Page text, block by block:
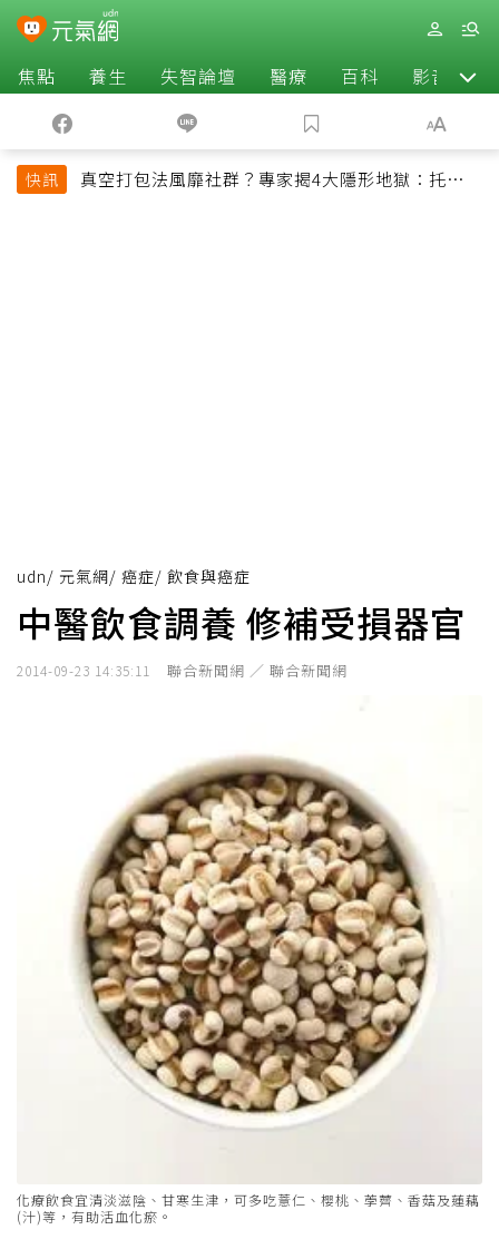
焦點 養生 失智論壇 醫療 百科 影音
快訊
真空打包法風靡社群？專家揭4大隱形地獄：托運恐
udn/ 元氣網/ 癌症/ 飲食與癌症
中醫飲食調養 修補受損器官
2014-09-23 14:35:11 聯合新聞網 ／ 聯合新聞網
化療飲食宜清淡滋陰、甘寒生津，可多吃薏仁、櫻桃、荸薺、香菇及蓮藕
(汁)等，有助活血化瘀。